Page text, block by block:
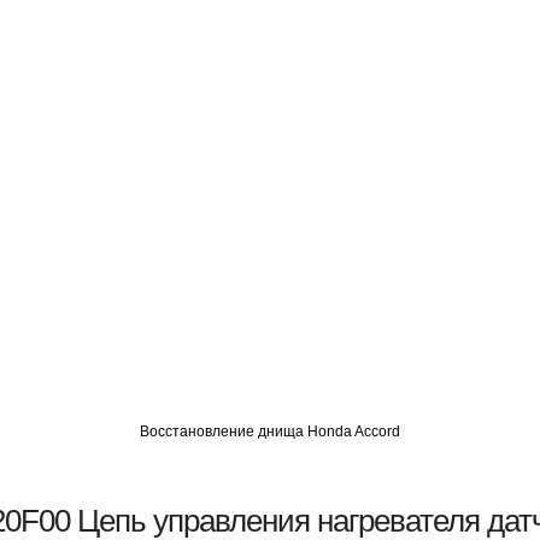
Восстановление днища Honda Accord
Цепь управления нагревателя